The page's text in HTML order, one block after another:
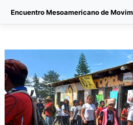
content
Encuentro Mesoamericano de